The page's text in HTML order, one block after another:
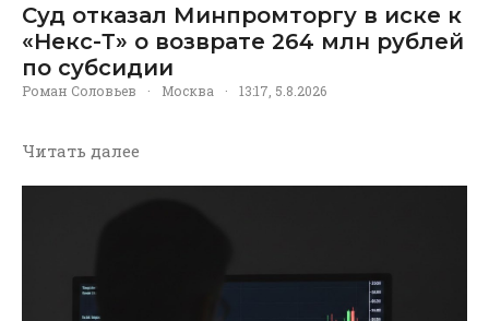
Суд отказал Минпромторгу в иске к
«Некс-Т» о возврате 264 млн рублей
по субсидии
Роман Соловьев · Москва · 13:17, 5.8.2026
Читать далее